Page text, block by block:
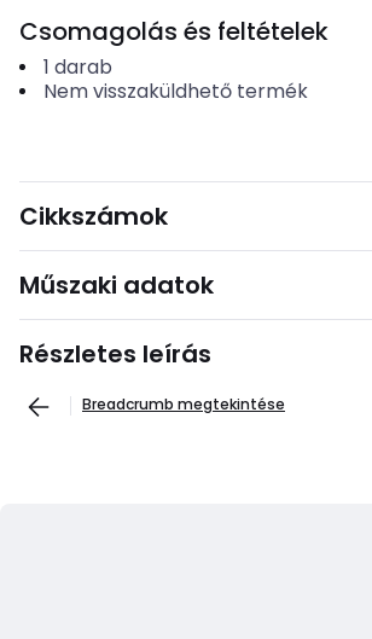
Csomagolás és feltételek
1 darab
Nem visszaküldhető termék
Cikkszámok
Műszaki adatok
Részletes leírás
Breadcrumb megtekintése